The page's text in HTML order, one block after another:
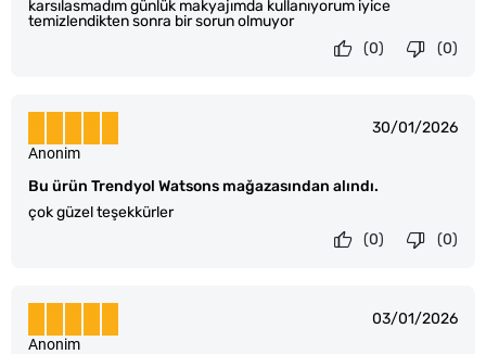
karsılasmadım günlük makyajımda kullanıyorum iyice
temizlendikten sonra bir sorun olmuyor
(0)
(0)
30/01/2026
Bu ürün Trendyol Watsons mağazasından alındı.
çok güzel teşekkürler
Anonim
(0)
(0)
03/01/2026
Anonim